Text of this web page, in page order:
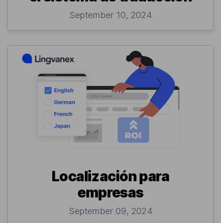
September 10, 2024
Localización para
empresas
September 09, 2024